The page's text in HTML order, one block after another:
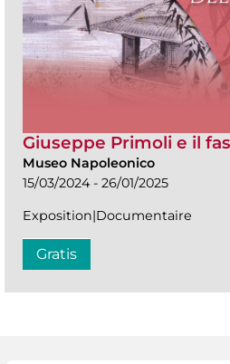
Giuseppe Primoli e il
Museo Napoleonico
15/03/2024 - 26/01/2025
Exposition|Documentaire
Gratis